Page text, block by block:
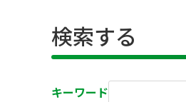
検索する
キーワード